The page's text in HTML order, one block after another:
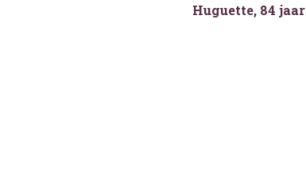
Huguette, 84 jaar